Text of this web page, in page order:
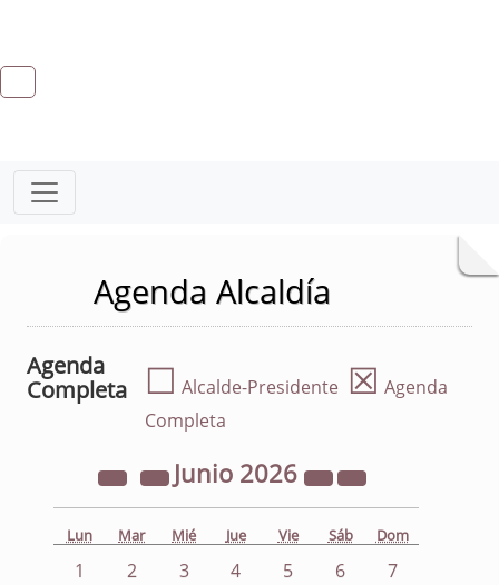
Agenda Alcaldía
Agenda
Completa
☐ Alcalde-Presidente ☒ Agenda
Completa
Junio 2026
Lun Mar Mié Jue Vie Sáb Dom
1 2 3 4 5 6
7